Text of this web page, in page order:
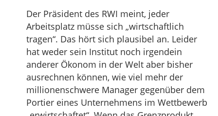
Der Präsident des RWI meint, jeder
Arbeitsplatz müsse sich „wirtschaftlich
tragen“. Das hört sich plausibel an. Leider
hat weder sein Institut noch irgendein
anderer Ökonom in der Welt aber bisher
ausrechnen können, wie viel mehr der
millionenschwere Manager gegenüber dem
Portier eines Unternehmens im Wettbewerb